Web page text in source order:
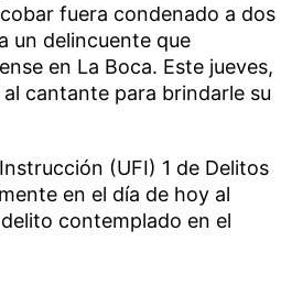
fuera condenado a dos
un delincuente que
en La Boca. Este jueves,
cantante para brindarle su
(UFI) 1 de Delitos
en el día de hoy al
contemplado en el